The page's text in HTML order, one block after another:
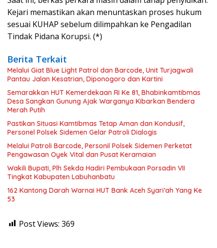
Kejari memastikan akan menuntaskan proses hukum
sesuai KUHAP sebelum dilimpahkan ke Pengadilan
Tindak Pidana Korupsi. (*)
Berita Terkait
Melalui Giat Blue Light Patrol dan Barcode, Unit Turjagwali
Pantau Jalan Kesatrian, Diponogoro dan Kartini
Semarakkan HUT Kemerdekaan RI Ke 81, Bhabinkamtibmas
Desa Sangkan Gunung Ajak Warganya Kibarkan Bendera
Merah Putih
Pastikan Situasi Kamtibmas Tetap Aman dan Kondusif,
Personel Polsek Sidemen Gelar Patroli Dialogis
Melalui Patroli Barcode, Personil Polsek Sidemen Perketat
Pengawasan Oyek Vital dan Pusat Keramaian
Wakili Bupati, Plh Sekda Hadiri Pembukaan Porsadin VII
Tingkat Kabupaten Labuhanbatu
162 Kantong Darah Warnai HUT Bank Aceh Syari’ah Yang Ke
53
Post Views: 369